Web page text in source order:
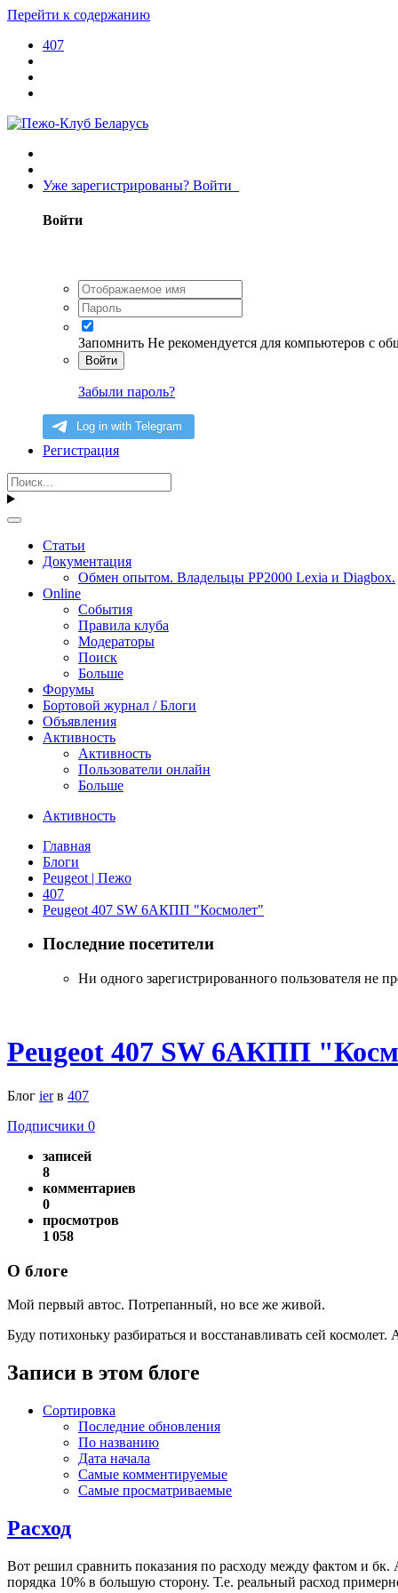
Перейти к содержанию
407
Уже зарегистрированы? Войти
Войти
Запомнить Не рекомендуется для компьютеров с
Войти
Забыли пароль?
Регистрация
Статьи
Документация
Обмен опытом. Владельцы PP2000 Lexia и Diagbox.
Online
События
Правила клуба
Модераторы
Поиск
Больше
Форумы
Бортовой журнал / Блоги
Объявления
Активность
Активность
Пользователи онлайн
Больше
Активность
Главная
Блоги
Peugeot | Пежо
407
Peugeot 407 SW 6АКПП "Космолет"
Последние посетители
Ни одного зарегистрированного пользователя не
Peugeot 407 SW 6АКПП
Блог ierв 407
Подписчики 0
записей
8
комментариев
0
просмотров
1 058
О блоге
Мой первый автос. Потрепанный, но все же живой.
Буду потихоньку разбираться и восстанавливать сей
Записи в этом блоге
Сортировка
Последние обновления
По названию
Дата начала
Самые комментируемые
Самые просматриваемые
Расход
Вот решил сравнить показания по расходу между фактом и
порядка 10% в большую сторону. Т.е. реальный расход